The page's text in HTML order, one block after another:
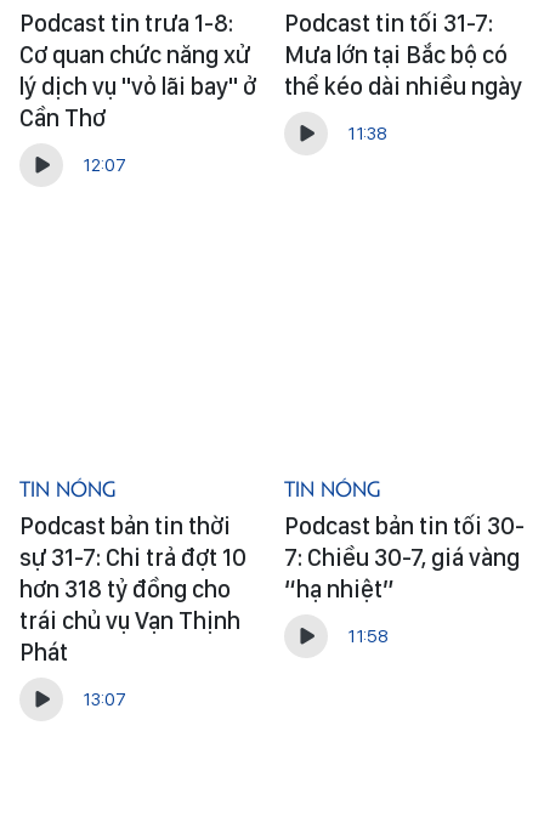
Podcast tin trưa 1-8:
Cơ quan chức năng xử
lý dịch vụ "vỏ lãi bay" ở
Cần Thơ
12:07
Podcast tin tối 31-7:
Mưa lớn tại Bắc bộ có
thể kéo dài nhiều ngày
11:38
Tin Nóng
Podcast bản tin thời
sự 31-7: Chi trả đợt 10
hơn 318 tỷ đồng cho
trái chủ vụ Vạn Thịnh
Phát
13:07
Tin Nóng
Podcast bản tin tối 30-
7: Chiều 30-7, giá vàng
“hạ nhiệt”
11:58